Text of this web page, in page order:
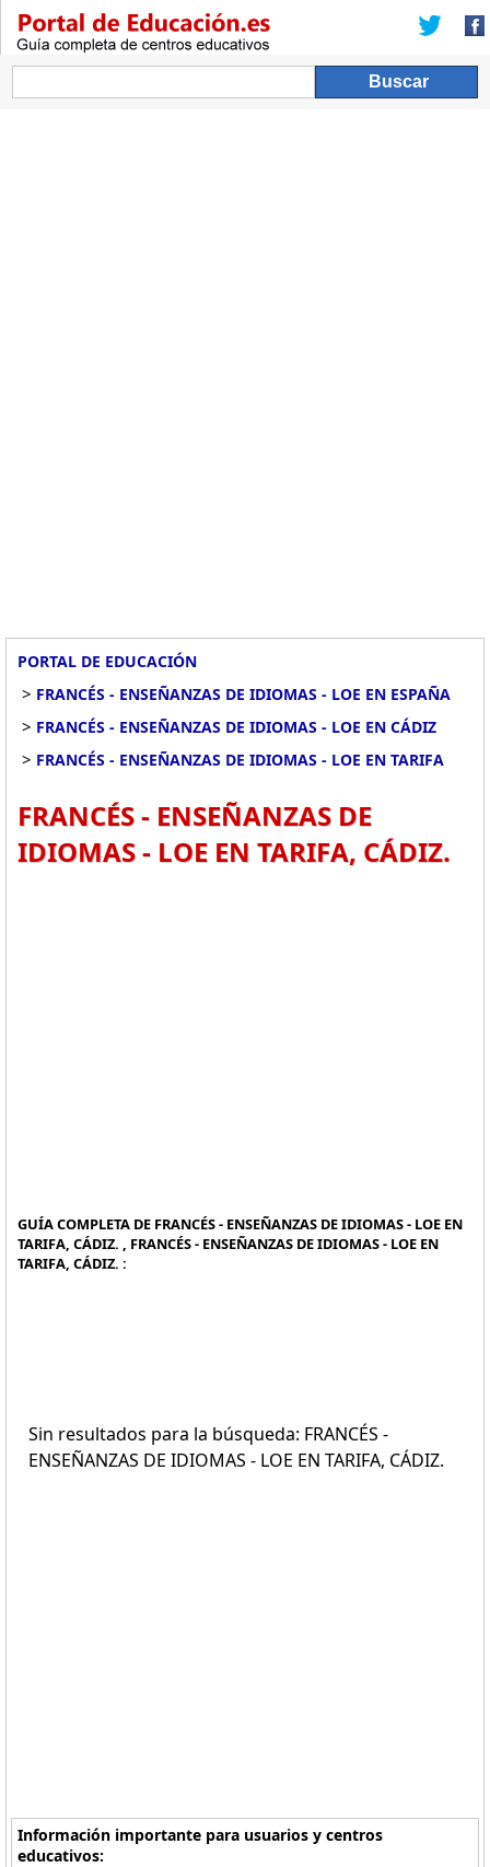
PORTAL DE EDUCACIÓN
> FRANCÉS - ENSEÑANZAS DE IDIOMAS - LOE EN ESPAÑA
> FRANCÉS - ENSEÑANZAS DE IDIOMAS - LOE EN CÁDIZ
> FRANCÉS - ENSEÑANZAS DE IDIOMAS - LOE EN TARIFA
FRANCÉS - ENSEÑANZAS DE
IDIOMAS - LOE EN TARIFA, CÁDIZ.
GUÍA COMPLETA DE FRANCÉS - ENSEÑANZAS DE IDIOMAS - LOE EN
TARIFA, CÁDIZ. , FRANCÉS - ENSEÑANZAS DE IDIOMAS - LOE EN
TARIFA, CÁDIZ. :
Sin resultados para la búsqueda: FRANCÉS -
ENSEÑANZAS DE IDIOMAS - LOE EN TARIFA, CÁDIZ.
Información importante para usuarios y centros
educativos: